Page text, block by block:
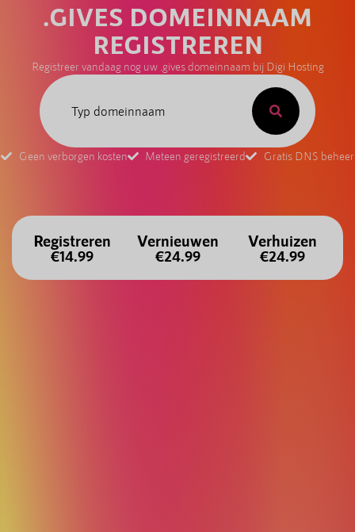
.GIVES DOMEINNAAM
REGISTREREN
Registreer vandaag nog uw .gives domeinnaam bij Digi Hosting
Geen verborgen kosten Meteen geregistreerd Gratis DNS beheer
Registreren
€14.99
Vernieuwen
€24.99
Verhuizen
€24.99